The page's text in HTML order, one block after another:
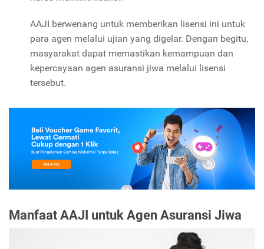
AAJI berwenang untuk memberikan lisensi ini untuk
para agen melalui ujian yang digelar. Dengan begitu,
masyarakat dapat memastikan kemampuan dan
kepercayaan agen asuransi jiwa melalui lisensi
tersebut.
Manfaat AAJI untuk Agen Asuransi Jiwa